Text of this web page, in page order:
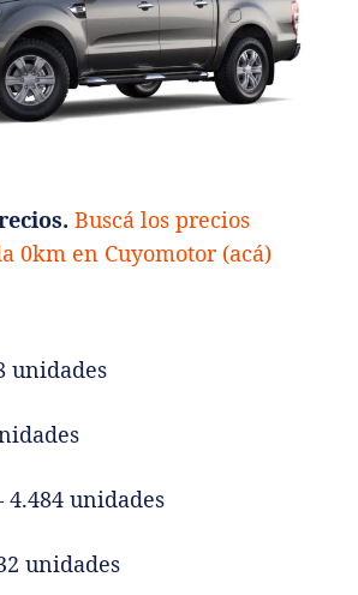
Buscá los precios
0km en Cuyomotor (acá)
unidades
4.484 unidades
unidades